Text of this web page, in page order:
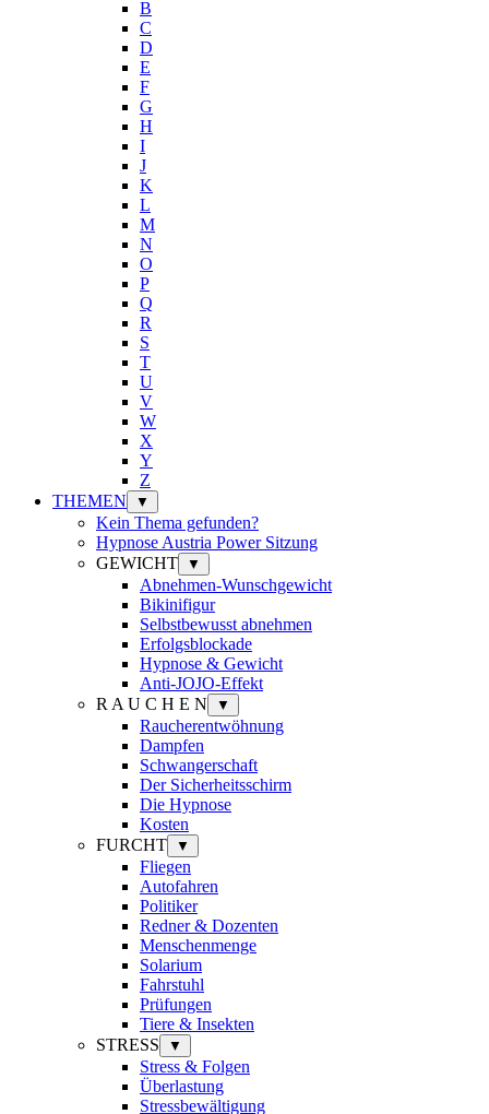
B
C
D
E
F
G
H
I
J
K
L
M
N
O
P
Q
R
S
T
U
V
W
X
Y
Z
THEMEN
▼
Kein Thema gefunden?
Hypnose Austria Power Sitzung
GEWICHT
▼
Abnehmen-Wunschgewicht
Bikinifigur
Selbstbewusst abnehmen
Erfolgsblockade
Hypnose & Gewicht
Anti-JOJO-Effekt
R A U C H E N
▼
Raucherentwöhnung
Dampfen
Schwangerschaft
Der Sicherheitsschirm
Die Hypnose
Kosten
FURCHT
▼
Fliegen
Autofahren
Politiker
Redner & Dozenten
Menschenmenge
Solarium
Fahrstuhl
Prüfungen
Tiere & Insekten
STRESS
▼
Stress & Folgen
Überlastung
Stressbewältigung